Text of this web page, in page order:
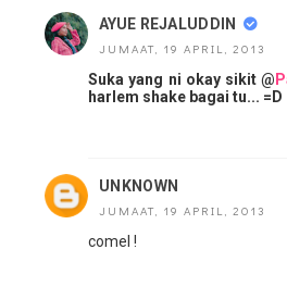
AYUE REJALUDDIN
JUMAAT, 19 APRIL, 2013
Suka yang ni okay sikit @
harlem shake bagai tu... =D
UNKNOWN
JUMAAT, 19 APRIL, 2013
comel !